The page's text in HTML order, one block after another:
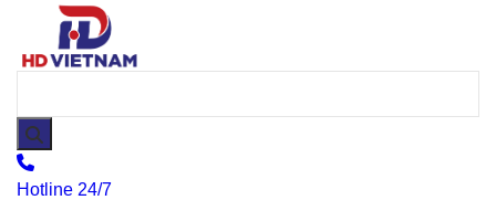
Hotline 24/7